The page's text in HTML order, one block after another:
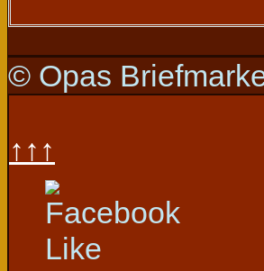
© Opas
↑↑↑